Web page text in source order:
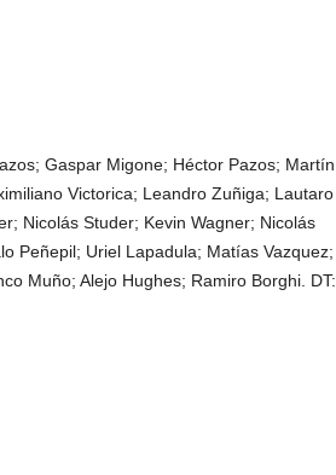
Gaspar Migone; Héctor Pazos; Martín
Victorica; Leandro Zuñiga; Lautaro
Nicolás Studer; Kevin Wagner; Nicolás
Peñepil; Uriel Lapadula; Matías Vazquez;
Muño; Alejo Hughes; Ramiro Borghi. DT: